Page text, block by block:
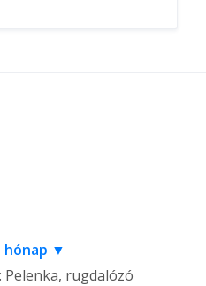
Pelenka, rugdalózó